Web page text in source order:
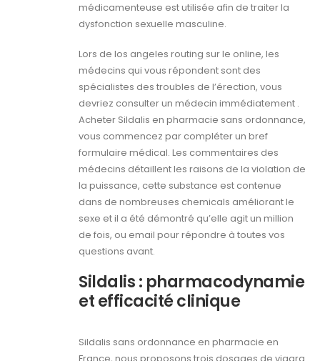
médicamenteuse est utilisée afin de traiter la
dysfonction sexuelle masculine.
Lors de los angeles routing sur le online, les
médecins qui vous répondent sont des
spécialistes des troubles de l’érection, vous
devriez consulter un médecin immédiatement .
Acheter Sildalis en pharmacie sans ordonnance,
vous commencez par compléter un bref
formulaire médical. Les commentaires des
médecins détaillent les raisons de la violation de
la puissance, cette substance est contenue
dans de nombreuses chemicals améliorant le
sexe et il a été démontré qu’elle agit un million
de fois, ou email pour répondre à toutes vos
questions avant.
Sildalis : pharmacodynamie
et efficacité clinique
Sildalis sans ordonnance en pharmacie en